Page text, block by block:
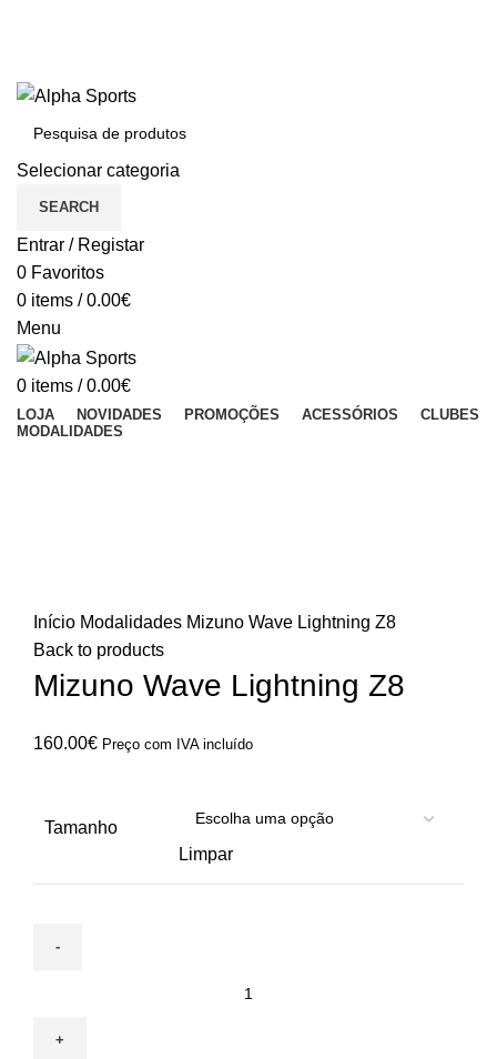
Selecionar categoria
SEARCH
Entrar / Registar
0 Favoritos
0 items / 0.00€
Menu
0 items / 0.00€
LOJA NOVIDADES PROMOÇÕES ACESSÓRIOS
CLUBES
MODALIDADES
Início Modalidades Mizuno Wave Lightning Z8
Back to products
Mizuno Wave Lightning Z8
160.00€ Preço com IVA incluído
Tamanho
Limpar
Mizuno